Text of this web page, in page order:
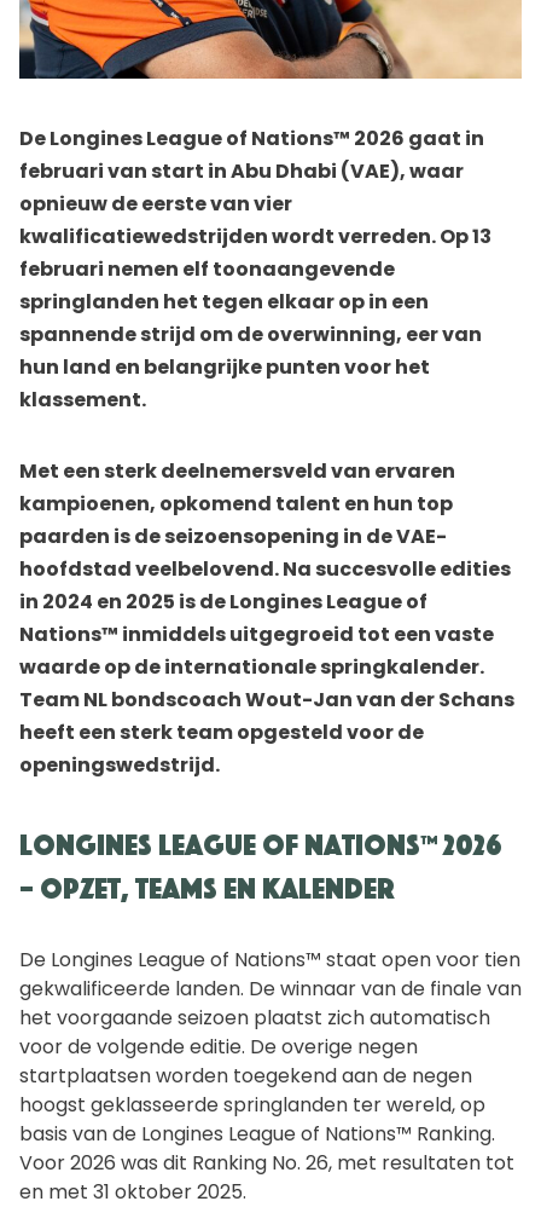
De Longines League of Nations™ 2026 gaat in
februari van start in Abu Dhabi (VAE), waar
opnieuw de eerste van vier
kwalificatiewedstrijden wordt verreden. Op 13
februari nemen elf toonaangevende
springlanden het tegen elkaar op in een
spannende strijd om de overwinning, eer van
hun land en belangrijke punten voor het
klassement.
Met een sterk deelnemersveld van ervaren
kampioenen, opkomend talent en hun top
paarden is de seizoensopening in de VAE-
hoofdstad veelbelovend. Na succesvolle edities
in 2024 en 2025 is de Longines League of
Nations™ inmiddels uitgegroeid tot een vaste
waarde op de internationale springkalender.
Team NL bondscoach Wout-Jan van der Schans
heeft een sterk team opgesteld voor de
openingswedstrijd.
Longines League of Nations™ 2026
– Opzet, teams en kalender
De Longines League of Nations™ staat open voor tien
gekwalificeerde landen. De winnaar van de finale van
het voorgaande seizoen plaatst zich automatisch
voor de volgende editie. De overige negen
startplaatsen worden toegekend aan de negen
hoogst geklasseerde springlanden ter wereld, op
basis van de Longines League of Nations™ Ranking.
Voor 2026 was dit Ranking No. 26, met resultaten tot
en met 31 oktober 2025.